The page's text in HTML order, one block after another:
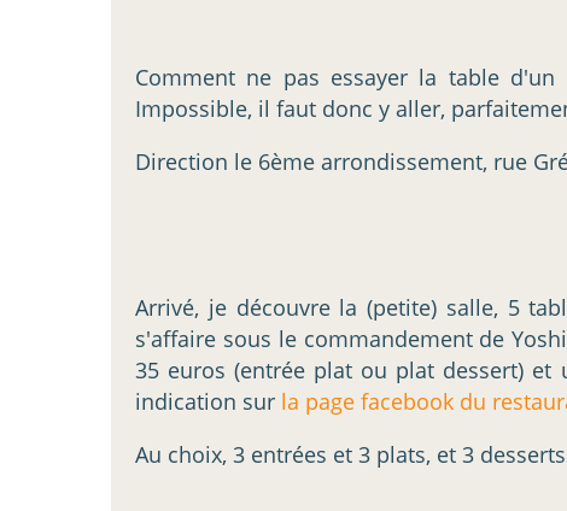
Comment ne pas essayer la table
Impossible, il faut donc y aller,
Direction le 6ème arrondissement, rue
Arrivé, je découvre la (petite) salle, 5
s'affaire sous le commandement de
35 euros (entrée plat ou plat dessert)
indication sur la page facebook du
Au choix, 3 entrées et 3 plats, et 3